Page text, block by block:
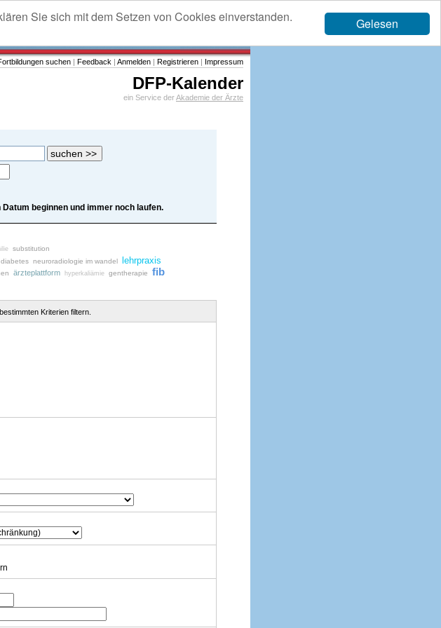
Gelesen
Sie sich mit dem Setzen von Cookies einverstanden.
suchen | Feedback | Anmelden | Registrieren | Impressum
DFP-Kalender
ein Service derAkademie der Ärzte
beginnen und immer noch laufen.
substitution
diabetes neuroradiologie im wandel lehrpraxis
ärzteplattform hyperkaliämie gentherapie fib
Kriterien filtern.